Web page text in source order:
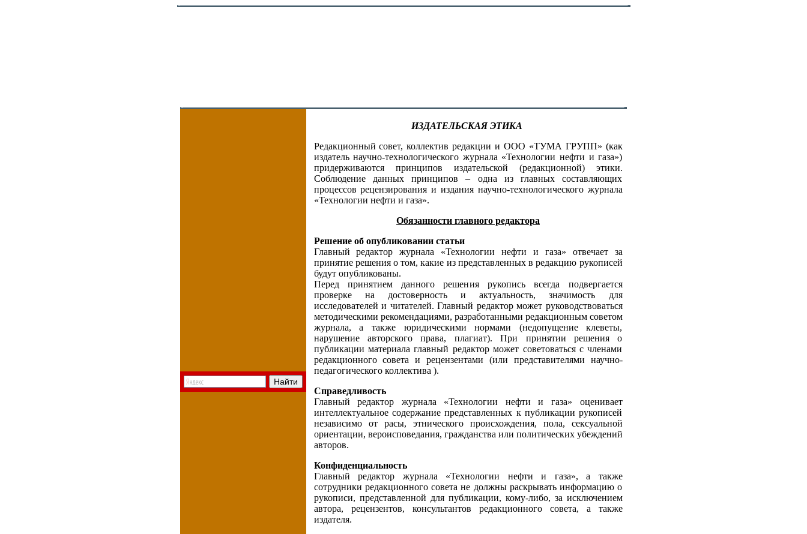
ИЗДАТЕЛЬСКАЯ ЭТИКА
Редакционный совет, коллектив редакции и ООО «ТУМА ГРУПП» (как
издатель научно-технологического журнала «Технологии нефти и газа»)
придерживаются принципов издательской (редакционной) этики.
Соблюдение данных принципов – одна из главных составляющих
процессов рецензирования и издания научно-технологического журнала
«Технологии нефти и газа».
Обязанности главного редактора
Решение об опубликовании статьи
Главный редактор журнала «Технологии нефти и газа» отвечает за
принятие решения о том, какие из представленных в редакцию рукописей
будут опубликованы.
Перед принятием данного решения рукопись всегда подвергается
проверке на достоверность и актуальность, значимость для
исследователей и читателей. Главный редактор может руководствоваться
методическими рекомендациями, разработанными редакционным советом
журнала, а также юридическими нормами (недопущение клеветы,
нарушение авторского права, плагиат). При принятии решения о
публикации материала главный редактор может советоваться с членами
редакционного совета и рецензентами (или представителями научно-
педагогического коллектива ).
Справедливость
Главный редактор журнала «Технологии нефти и газа» оценивает
интеллектуальное содержание представленных к публикации рукописей
независимо от расы, этнического происхождения, пола, сексуальной
ориентации, вероисповедания, гражданства или политических убеждений
авторов.
Конфиденциальность
Главный редактор журнала «Технологии нефти и газа», а также
сотрудники редакционного совета не должны раскрывать информацию о
рукописи, представленной для публикации, кому-либо, за исключением
автора, рецензентов, консультантов редакционного совета, а также
издателя.